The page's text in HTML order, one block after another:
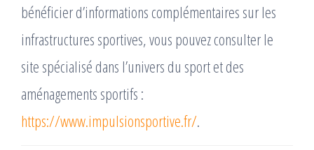
bénéficier d’informations complémentaires sur les
infrastructures sportives, vous pouvez consulter le
site spécialisé dans l’univers du sport et des
aménagements sportifs :
https://www.impulsionsportive.fr/.